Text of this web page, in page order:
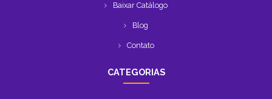
Baixar Catálogo
Blog
Contato
CATEGORIAS